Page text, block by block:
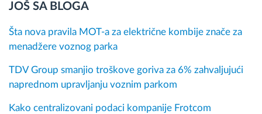
JOŠ SA BLOGA
Šta nova pravila MOT-a za električne kombije znače za
menadžere voznog parka
TDV Group smanjio troškove goriva za 6% zahvaljujući
naprednom upravljanju voznim parkom
Kako centralizovani podaci kompanije Frotcom